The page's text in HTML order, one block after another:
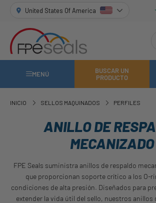
United States Of America
MENÚ
BUSCAR UN
PRODUCTO
INICIO SELLOS MAQUINADOS PERFILES
ANILLO DE
MECANIZADO
FPE Seals suministra anillos de respaldo
que proporcionan soporte crítico a los O-
condiciones de alta presión. Diseñados para
extender la vida útil del sello, nuestros anillos